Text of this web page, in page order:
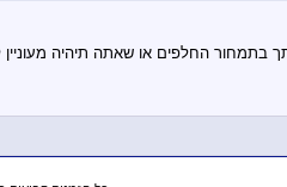
החלפים או שאתה תיהיה מעוניין